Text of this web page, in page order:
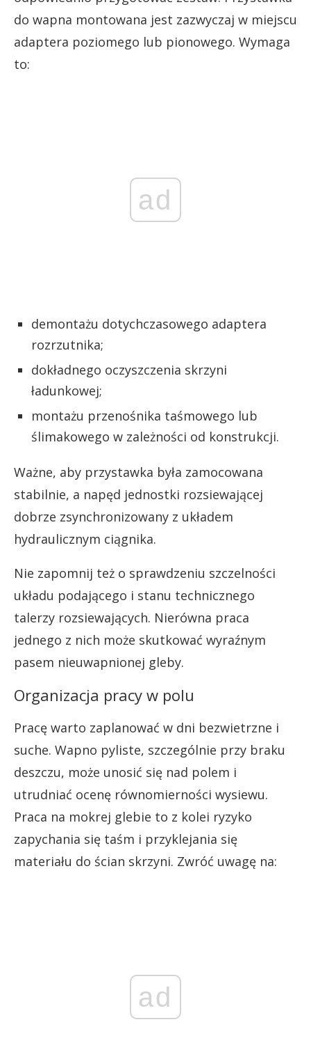
do wapna montowana jest zazwyczaj w miejscu
adaptera poziomego lub pionowego. Wymaga
to:
ad
demontażu dotychczasowego adaptera
rozrzutnika;
dokładnego oczyszczenia skrzyni
ładunkowej;
montażu przenośnika taśmowego lub
ślimakowego w zależności od konstrukcji.
Ważne, aby przystawka była zamocowana
stabilnie, a napęd jednostki rozsiewającej
dobrze zsynchronizowany z układem
hydraulicznym ciągnika.
Nie zapomnij też o sprawdzeniu szczelności
układu podającego i stanu technicznego
talerzy rozsiewających. Nierówna praca
jednego z nich może skutkować wyraźnym
pasem nieuwapnionej gleby.
Organizacja pracy w polu
Pracę warto zaplanować w dni bezwietrzne i
suche. Wapno pyliste, szczególnie przy braku
deszczu, może unosić się nad polem i
utrudniać ocenę równomierności wysiewu.
Praca na mokrej glebie to z kolei ryzyko
zapychania się taśm i przyklejania się
materiału do ścian skrzyni. Zwróć uwagę na:
ad